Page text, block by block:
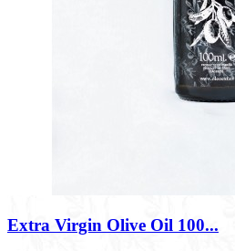
Extra Virgin Olive Oil 100...